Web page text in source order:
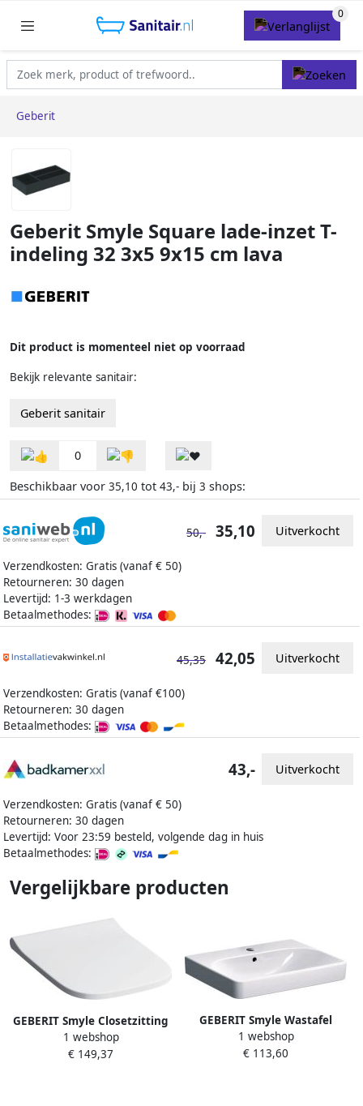
Geberit
Geberit Smyle Square lade-inzet T-
indeling 32 3x5 9x15 cm lava
Dit product is momenteel niet op voorraad
Bekijk relevante sanitair:
Geberit sanitair
0
Beschikbaar voor 35,10 tot 43,- bij 3 shops:
Verzendkosten: Gratis (vanaf € 50)
Retourneren: 30 dagen
Levertijd: 1-3 werkdagen
Betaalmethodes:
50,- 35,10 Uitverkocht
Verzendkosten: Gratis (vanaf €100)
Retourneren: 30 dagen
Betaalmethodes:
45,35 42,05 Uitverkocht
Verzendkosten: Gratis (vanaf € 50)
Retourneren: 30 dagen
Levertijd: Voor 23:59 besteld, volgende dag in huis
Betaalmethodes:
43,- Uitverkocht
Vergelijkbare producten
GEBERIT Smyle Closetzitting
met deksel vierkant smal
design softclose duroplast
1 webshop
€ 149,37
GEBERIT Smyle Wastafel
vierkant 1x waskom
kraangat midden overloop
1 webshop
€ 113,60